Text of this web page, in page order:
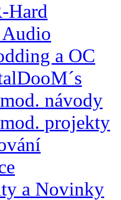
Hard
a OC
návody
projekty
a Novinky